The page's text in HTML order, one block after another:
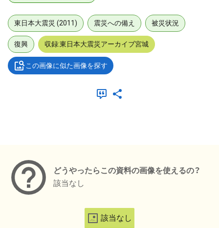
東日本大震災 (2011) 震災への備え 被災状況
復興 収録:東日本大震災アーカイブ宮城
この画像に似た画像を探す
どうやったらこの資料の画像を使えるの？
該当なし
該当なし